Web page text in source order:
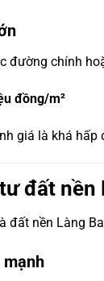
đường chính
đồng/m²
giá là khá hấp
đất nền
đất nền Làng